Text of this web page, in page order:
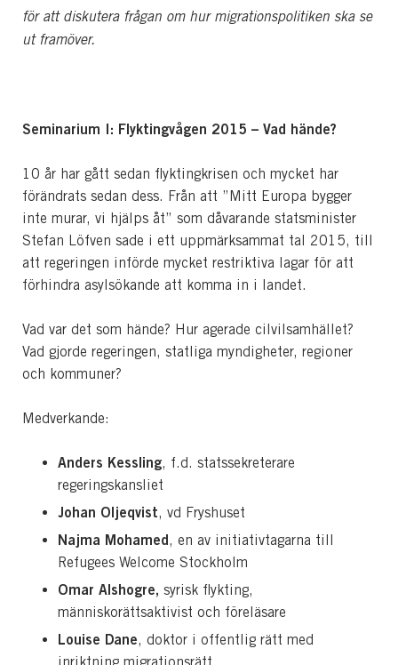
för att diskutera frågan om hur migrationspolitiken ska se
ut framöver.
Seminarium I: Flyktingvågen 2015 – Vad hände?
10 år har gått sedan flyktingkrisen och mycket har
förändrats sedan dess. Från att ”Mitt Europa bygger
inte murar, vi hjälps åt” som dåvarande statsminister
Stefan Löfven sade i ett uppmärksammat tal 2015, till
att regeringen införde mycket restriktiva lagar för att
förhindra asylsökande att komma in i landet.
Vad var det som hände? Hur agerade cilvilsamhället?
Vad gjorde regeringen, statliga myndigheter, regioner
och kommuner?
Medverkande:
Anders Kessling, f.d. statssekreterare
regeringskansliet
Johan Oljeqvist, vd Fryshuset
Najma Mohamed, en av initiativtagarna till
Refugees Welcome Stockholm
Omar Alshogre, syrisk flykting,
människorättsaktivist och föreläsare
Louise Dane, doktor i offentlig rätt med
inriktning migrationsrätt